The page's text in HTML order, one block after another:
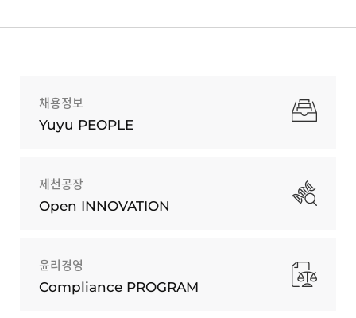
채용정보
Yuyu PEOPLE
제천공장
Open INNOVATION
윤리경영
Compliance PROGRAM